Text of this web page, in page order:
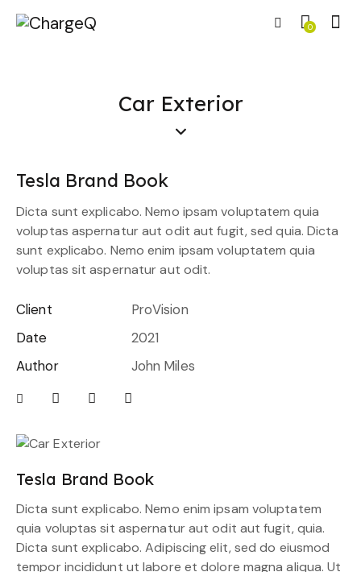
0
Car Exterior
Tesla Brand Book
Dicta sunt explicabo. Nemo ipsam voluptatem quia
voluptas aspernatur aut odit aut fugit, sed quia. Dicta
sunt explicabo. Nemo enim ipsam voluptatem quia
voluptas sit aspernatur aut odit.
Client
ProVision
Date
2021
Author
John Miles
Tesla Brand Book
Dicta sunt explicabo. Nemo enim ipsam voluptatem
quia voluptas sit aspernatur aut odit aut fugit, quia.
Dicta sunt explicabo. Adipiscing elit, sed do eiusmod
tempor incididunt ut labore et dolore magna aliqua. Ut